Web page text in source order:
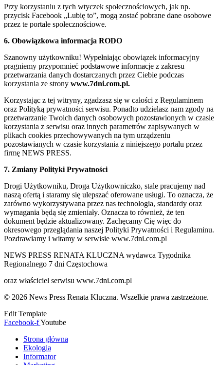
Przy korzystaniu z tych wtyczek społecznościowych, jak np.
przycisk Facebook „Lubię to”, mogą zostać pobrane dane osobowe
przez te portale społecznościowe.
6. Obowiązkowa informacja RODO
Szanowny użytkowniku! Wypełniając obowiązek informacyjny
pragniemy przypomnieć podstawowe informacje z zakresu
przetwarzania danych dostarczanych przez Ciebie podczas
korzystania ze strony www.7dni.com.pl.
Korzystając z tej witryny, zgadzasz się w całości z Regulaminem
oraz Polityką prywatności serwisu. Ponadto udzielasz nam zgody na
przetwarzanie Twoich danych osobowych pozostawionych w czasie
korzystania z serwisu oraz innych parametrów zapisywanych w
plikach cookies przechowywanych na tym urządzeniu
pozostawianych w czasie korzystania z niniejszego portalu przez
firmę NEWS PRESS.
7. Zmiany Polityki Prywatności
Drogi Użytkowniku, Droga Użytkowniczko, stale pracujemy nad
naszą ofertą i staramy się ulepszać oferowane usługi. To oznacza, że
zarówno wykorzystywana przez nas technologia, standardy oraz
wymagania będą się zmieniały. Oznacza to również, że ten
dokument będzie aktualizowany. Zachęcamy Cię więc do
okresowego przeglądania naszej Polityki Prywatności i Regulaminu.
Pozdrawiamy i witamy w serwisie www.7dni.com.pl
NEWS PRESS RENATA KLUCZNA wydawca Tygodnika
Regionalnego 7 dni Częstochowa
oraz właściciel serwisu www.7dni.com.pl
© 2026 News Press Renata Kluczna. Wszelkie prawa zastrzeżone.
Edit Template
Facebook-fYoutube
Strona główna
Ekologia
Informator